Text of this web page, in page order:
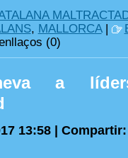
, MALLORCA|
(0)
a
13:58 | Compartir: